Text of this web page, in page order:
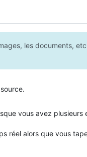
les documents,
vous avez plusieurs
réel alors que vous